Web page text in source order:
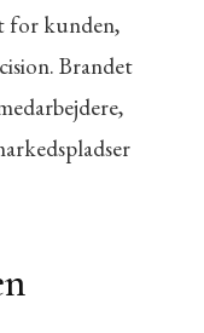
for kunden,
Brandet